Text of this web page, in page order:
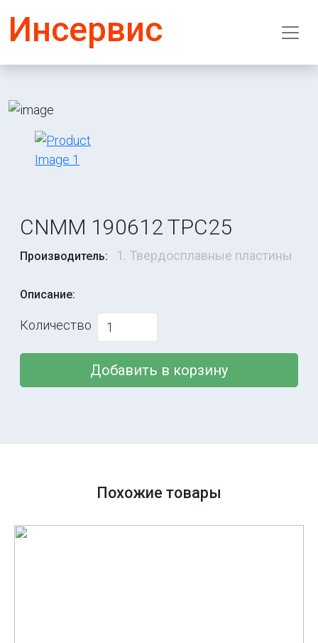
Инсервис
CNMM 190612 TPC25
Производитель: 1. Твердосплавные пластины
Описание:
Количество
Добавить в корзину
Похожие товары